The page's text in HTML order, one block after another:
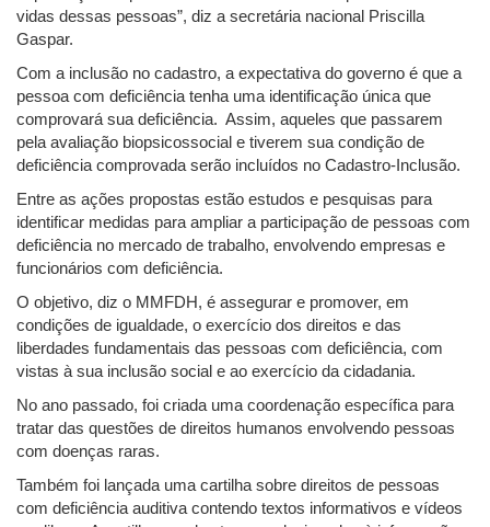
vidas dessas pessoas”, diz a secretária nacional Priscilla
Gaspar.
Com a inclusão no cadastro, a expectativa do governo é que a
pessoa com deficiência tenha uma identificação única que
comprovará sua deficiência. Assim, aqueles que passarem
pela avaliação biopsicossocial e tiverem sua condição de
deficiência comprovada serão incluídos no Cadastro-Inclusão.
Entre as ações propostas estão estudos e pesquisas para
identificar medidas para ampliar a participação de pessoas com
deficiência no mercado de trabalho, envolvendo empresas e
funcionários com deficiência.
O objetivo, diz o MMFDH, é assegurar e promover, em
condições de igualdade, o exercício dos direitos e das
liberdades fundamentais das pessoas com deficiência, com
vistas à sua inclusão social e ao exercício da cidadania.
No ano passado, foi criada uma coordenação específica para
tratar das questões de direitos humanos envolvendo pessoas
com doenças raras.
Também foi lançada uma cartilha sobre direitos de pessoas
com deficiência auditiva contendo textos informativos e vídeos